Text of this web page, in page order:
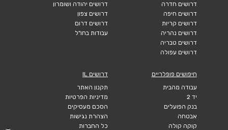
דרושים חדרה
דרושים חיפה
דרושים קריות
דרושים נהריה
דרושים טבריה
דרושים עפולה
דרושים יהודה ושומרון
דרושים צפון
דרושים דרום
עבודות בחו"ל
חיפושים פופלריים
עבודה מהבית
יד 2
בנק הפועלים
אבטחה
קוקה קולה
דרושים IL
תקנון האתר
מדיניות הפרטיות
הסכם מעסיקים
הצהרת נגישות
כל החברות